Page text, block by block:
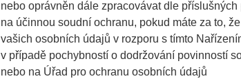
nebo oprávněn dále zpracovávat dle
na účinnou soudní ochranu, pokud máte za to,
vašich osobních údajů v rozporu s tímto
v případě pochybností o dodržování povinností
nebo na Úřad pro ochranu osobních údajů